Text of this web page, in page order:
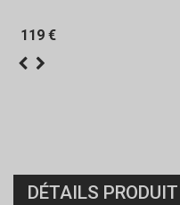
119 €
DÉTAILS PRODUIT